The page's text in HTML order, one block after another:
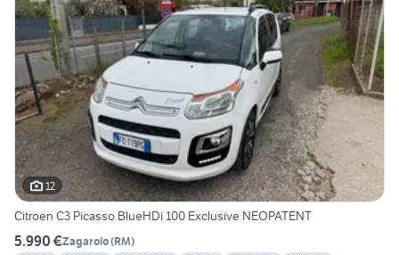
12
Citroen C3 Picasso BlueHDi 100 Exclusive NEOPATENT
5.990 €Zagarolo(RM)